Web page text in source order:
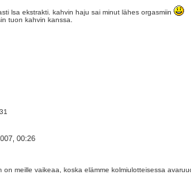
lsa ekstrakti. kahvin haju sai minut lähes orgasmiin
tuon kahvin kanssa.
00:26
on meille vaikeaa, koska elämme kolmiulotteisessa